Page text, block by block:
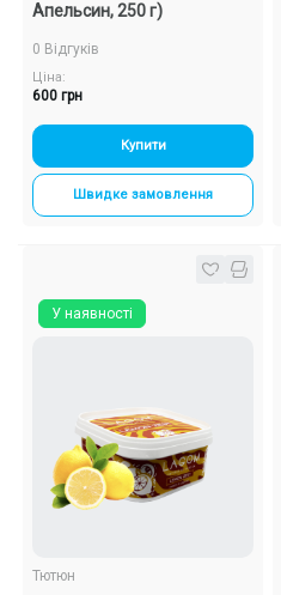
Апельсин, 250 г)
0 Відгуків
Ціна:
600 грн
Купити
Швидке замовлення
У наявності
Тютюн